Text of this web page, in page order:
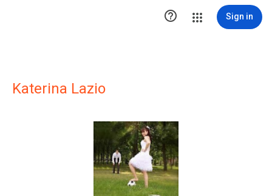
 Sign in
Katerina Lazio